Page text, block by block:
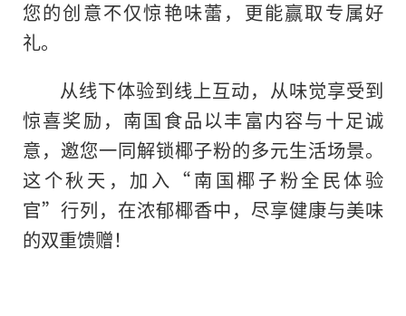
您的创意不仅惊艳味蕾，更能赢取专属好
礼。
从线下体验到线上互动，从味觉享受到
惊喜奖励，南国食品以丰富内容与十足诚
意，邀您一同解锁椰子粉的多元生活场景。
这个秋天，加入“南国椰子粉全民体验
官”行列，在浓郁椰香中，尽享健康与美味
的双重馈赠！